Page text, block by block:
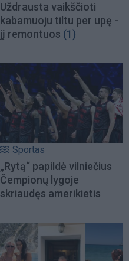
Uždrausta vaikščioti
kabamuoju tiltu per upę -
jį remontuos (1)
Sportas
„Rytą“ papildė vilniečius
Čempionų lygoje
skriaudęs amerikietis